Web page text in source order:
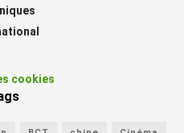
cookies